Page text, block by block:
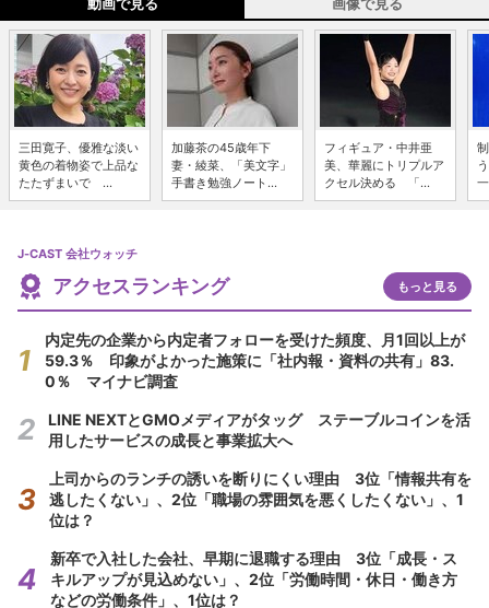
三田寛子、優雅な淡い
黄色の着物姿で上品な
たたずまいで ...
加藤茶の45歳年下
妻・綾菜、「美文字」
手書き勉強ノート...
フィギュア・中井亜
美、華麗にトリプルア
クセル決める 「...
J-CAST 会社ウォッチ
アクセスランキング もっと見る
内定先の企業から内定者フォローを受けた頻度、月1回以上が
59.3％ 印象がよかった施策に「社内報・資料の共有」83.
0％ マイナビ調査
LINE NEXTとGMOメディアがタッグ ステーブルコインを活
用したサービスの成長と事業拡大へ
上司からのランチの誘いを断りにくい理由 3位「情報共有を
逃したくない」、2位「職場の雰囲気を悪くしたくない」、1
位は？
新卒で入社した会社、早期に退職する理由 3位「成長・ス
キルアップが見込めない」、2位「労働時間・休日・働き方
などの労働条件」、1位は？